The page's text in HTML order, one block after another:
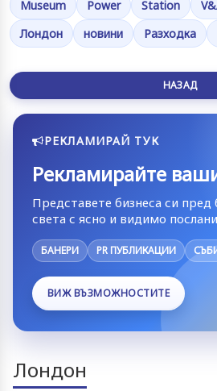
Museum Power Station
Лондон
новини Разходка
НАЗАД
РЕКЛАМИРАЙ ТУК
Рекламирайте
Представете бизнеса си пред
света с ясно и видимо
БАНЕРИ PR ПУБЛИКАЦИИ
ВИЖ ВЪЗМОЖНОСТИТЕ
Лондон